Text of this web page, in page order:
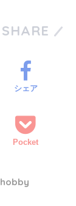
SHARE
シェア
Pocket
hobby